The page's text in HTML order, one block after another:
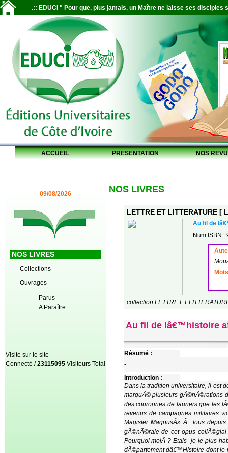
.:: EDUCI " Pour que, plus jamais, un Maître ne laisse ses disciples
ACCUEIL PRESENTATION NOS
09/08/2026
NOS LIVRES
Collections
Ouvrages
Parus
A Paraître
Visite sur le site
Connecté /23115095 Visiteurs Total
NOS LIVRES
LETTRE ET LITTERATURE [
Au fil de
Num ISBN
-
collection LETTRE ET
Au fil de lâ€™histoire
Résumé :
-
Introduction :
Dans la tradition universitaire, il est de coutume dâ€™offrir des MÃ©langes Ã un MaÃ®tre dont la vie et la production scientifique ont marquÃ© plusieurs gÃ©nÃ©rations de disciples quâ€™il a su faÃ§onner avec patience et rigueur dans sa discipline. A lâ€™image des couronnes de lauriers que les lÃ©gions romaines tressaient pour acclamer, louer et magnifier leurs gÃ©nÃ©raux ou empereurs revenus de campagnes militaires victorieuses sur les champs de Mars, lâ€™honneur mâ€™Ã©choit sur lâ€™ ordre de notreÂ» Magister MagnusÂ» Ã tous depuis prÃ¨s dâ€™un demi-siÃ¨cle, le Professeur Simon-Pierre EKANZA, de faire lâ€™introduction gÃ©nÃ©rale de cet opus collÃ©gial en son honneur. DÃ¨s lâ€™annonce de ce choix, je me suis mille et une fois interrogÃ©Â : Pourquoi moiÂ ? Etais- je le plus habilitÃ©, voire le plus qualifiÃ© pour cette tÃ¢che Ã lâ€™endroit dâ€™une telle Â«icÃ´neÂ» du dÃ©partement dâ€™Histoire dont le rayonnement sâ€™Ã©tend Ã toute lâ€™UniversitÃ© au plan tant national quâ€™international. Je me suis trÃ¨s vite ravisÃ© Ã©tant convaincu que celui que nous honorons a une longueur dâ€™avance sur ma modeste personne. Aussi, me suis-je mis prestement au travail en espÃ©rant ne pas le dÃ©cevoir et Ãªtre Ã la hauteur des attentes et de la science du MaÃ®tre. Quâ€™il me soit permis, donc, dÃ¨s lâ€™entame, de lui tÃ©moigner toute mon infinie reconnaissance pour cette marque dâ€™amitiÃ© paternelle et de confiance inestimable. Lâ€™essentiel de ce qui nous arrive dit le Sage, nâ€™est pas le fait du hasard, mais dâ€™un ordre voulu par Dieu, leÂ» Maitre du Temps et de lâ€™HistoireÂ», que la conscience humaine a pour fonction et devoir de savoir dÃ©chiffrer. Avant de faire trÃ¨s rapidement lâ€™Ã©conomie de lâ€™ouvrage collectif dÃ©diÃ© au grand ScribeÂ» aux doigts habilesÂ» et Ã la Â«plume alerte Â« quâ€™il a Ã©tÃ© et continue dâ€™Ãªtre pour chacun dâ€™entre nous, il convient de relever que le titre retenu pour cet ouvrage Â«AU FIL DE Lâ€™HISTOIRE AFRICAINE Â« suscite des questionnements dÃ¨s la couverture. Quelle est, dâ€™abord, lâ€™image qui lâ€™accompagne ? Quel sens donner concomitamment Ã la trajectoire humaine et scientifique de celui que la communautÃ© universitaire sâ€™apprÃªte Ã cÃ©lÃ©brer par ces lignes ? Quelles sont, ensuite, les reprÃ©sentations que nous nous sommes faites du Maitre et de son Å“uvreÂ ? Quelles sont enfin, les leÃ§ons apprises Ã ses cÃ´tÃ©s sur notre discipline et ses exigences ? Cependant, lorsquâ€™on se donne la peine dâ€™aller au-delÃ du rÃ©el et de suivre lâ€™itinÃ©raire du Professeur, il apparaÃ®t Ã lâ€™Ã©vidence quâ€™il est le Â«Primus inter paresÂ» , qui a pris le risque dâ€™ analyser, de dissÃ©quer , lâ€™histoire de